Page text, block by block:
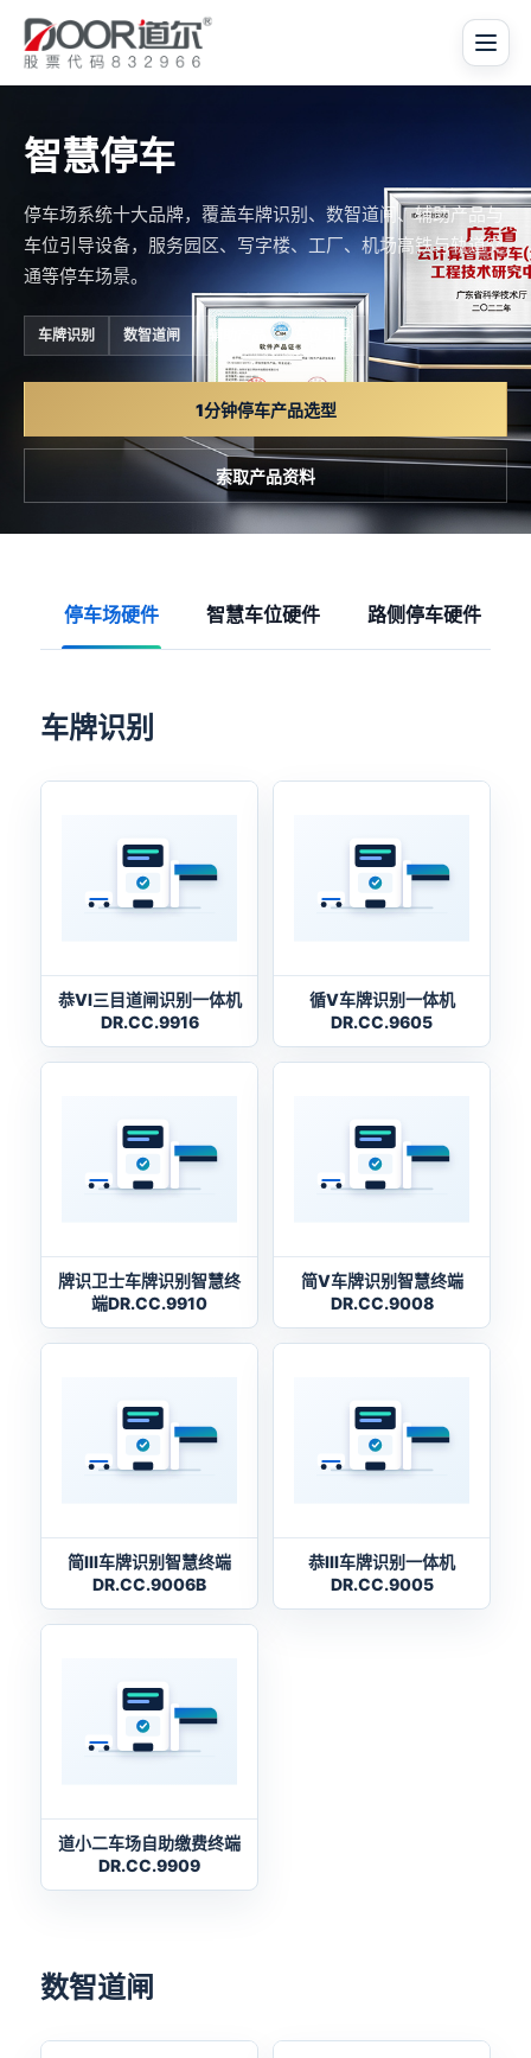
智慧停车
停车场系统十大品牌，覆盖车牌识别、数智道闸、辅助产品与
车位引导设备，服务园区、写字楼、工厂、机场高铁与轨道交
通等停车场景。
车牌识别 数智道闸 辅助产品 车位引导
1分钟停车产品选型
索取产品资料
停车场硬件 智慧车位硬件 路侧停车硬件
车牌识别
恭VI三目道闸识别一体机
DR.CC.9916
循V车牌识别一体机
DR.CC.9605
牌识卫士车牌识别智慧终
端DR.CC.9910
简V车牌识别智慧终端
DR.CC.9008
简Ⅲ车牌识别智慧终端
DR.CC.9006B
恭Ⅲ车牌识别一体机
DR.CC.9005
道小二车场自助缴费终端
DR.CC.9909
数智道闸